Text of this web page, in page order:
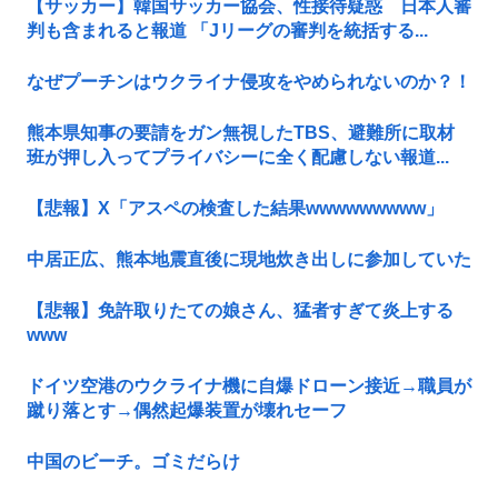
【サッカー】韓国サッカー協会、性接待疑惑 日本人審
判も含まれると報道 「Jリーグの審判を統括する...
なぜプーチンはウクライナ侵攻をやめられないのか？！
熊本県知事の要請をガン無視したTBS、避難所に取材
班が押し入ってプライバシーに全く配慮しない報道...
【悲報】X「アスペの検査した結果wwwwwwwww」
中居正広、熊本地震直後に現地炊き出しに参加していた
【悲報】免許取りたての娘さん、猛者すぎて炎上する
www
ドイツ空港のウクライナ機に自爆ドローン接近→職員が
蹴り落とす→偶然起爆装置が壊れセーフ
中国のビーチ。ゴミだらけ